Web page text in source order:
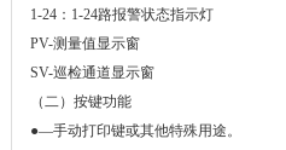
1-24：1-24路报警状态指示灯
PV-测量值显示窗
SV-巡检通道显示窗
（二）按键功能
●—手动打印键或其他特殊用途。